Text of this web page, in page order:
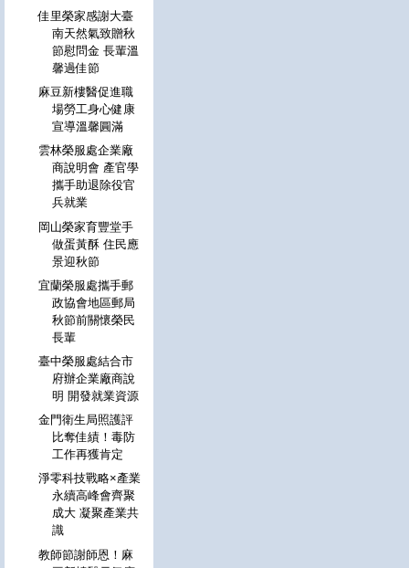
佳里榮家感謝大臺
南天然氣致贈秋
節慰問金 長輩溫
馨過佳節
麻豆新樓醫促進職
場勞工身心健康
宣導溫馨圓滿
雲林榮服處企業廠
商說明會 產官學
攜手助退除役官
兵就業
岡山榮家育豐堂手
做蛋黃酥 住民應
景迎秋節
宜蘭榮服處攜手郵
政協會地區郵局
秋節前關懷榮民
長輩
臺中榮服處結合市
府辦企業廠商說
明 開發就業資源
金門衛生局照護評
比奪佳績！毒防
工作再獲肯定
淨零科技戰略×產業
永續高峰會齊聚
成大 凝聚產業共
識
教師節謝師恩！麻